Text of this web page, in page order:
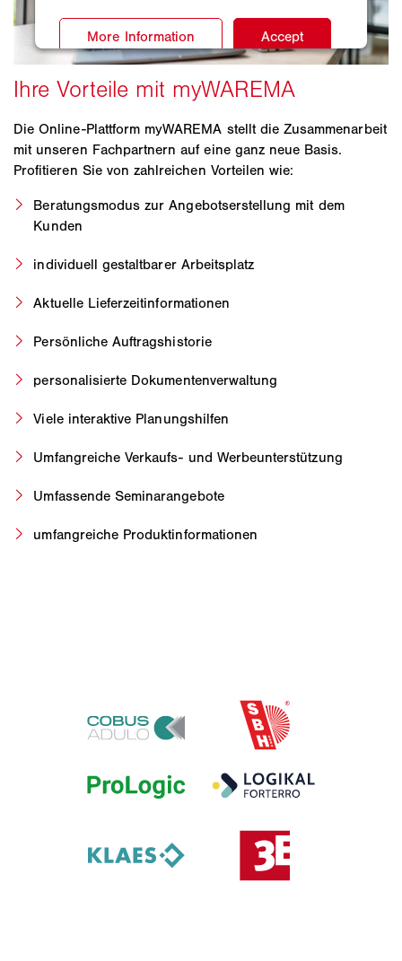
Die Online-Plattform myWAREMA stellt die Zusammenarbeit
mit unseren Fachpartnern auf eine ganz neue Basis.
Profitieren Sie von zahlreichen Vorteilen wie:
Beratungsmodus zur Angebotserstellung mit dem
Kunden
individuell gestaltbarer Arbeitsplatz
Aktuelle Lieferzeitinformationen
Persönliche Auftragshistorie
personalisierte Dokumentenverwaltung
Viele interaktive Planungshilfen
Umfangreiche Verkaufs- und Werbeunterstützung
Umfassende Seminarangebote
umfangreiche Produktinformationen